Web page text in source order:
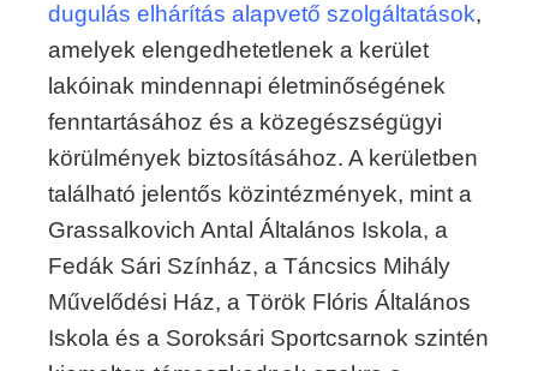
dugulás elhárítás alapvető szolgáltatások,
amelyek elengedhetetlenek a kerület
lakóinak mindennapi életminőségének
fenntartásához és a közegészségügyi
körülmények biztosításához. A kerületben
található jelentős közintézmények, mint a
Grassalkovich Antal Általános Iskola, a
Fedák Sári Színház, a Táncsics Mihály
Művelődési Ház, a Török Flóris Általános
Iskola és a Soroksári Sportcsarnok szintén